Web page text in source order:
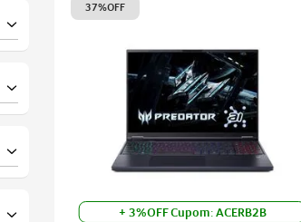
37%OFF
+ 3%OFF Cupom: ACERB2B